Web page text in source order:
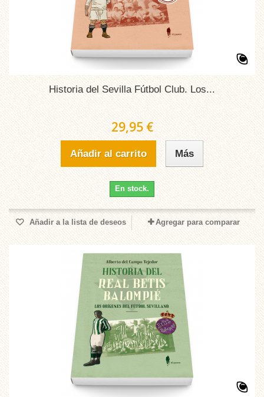
Historia del Sevilla Fútbol Club. Los...
29,95 €
Añadir al carrito Más
En stock.
Añadir a la lista de deseos Agregar para comparar